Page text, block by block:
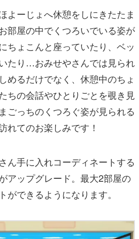
よーじょへ休憩をしにきたたま
部屋の中でくつろいでいる姿が
ちょこんと座っていたり、ベッ
たり…おみせやさんでは見られ
めるだけでなく、休憩中のちょ
ちの会話やひとりごとを覗き見
ごっちのくつろぐ姿が見られる
れてのお楽しみです！
ん手に入れコーディネートする
アップグレード。最大2部屋の
ができるようになります。